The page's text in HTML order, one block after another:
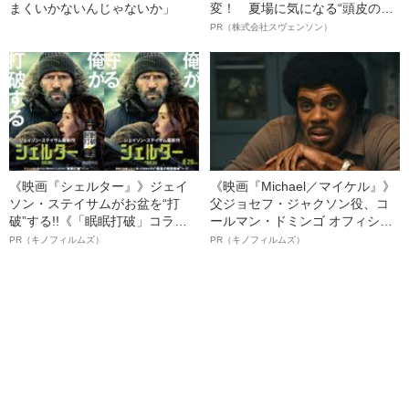
まくいかないんじゃないか」
変！ 夏場に気になる“頭皮のニ
オイ”や“ベタつき”を解消す
ト”が生み出した徹底ケアとは
PR（株式会社スヴェンソン）
《映画『シェルター』》ジェイ
ソン・ステイサムがお盆を“打
破”する!!《「眠眠打破」コラ
ボ》
PR（キノフィルムズ）
《映画『Michael／マイケル』》
父ジョセフ・ジャクソン役、コ
ールマン・ドミンゴ オフィシャ
ルインタビュー“観客を魅了した
PR（キノフィルムズ）